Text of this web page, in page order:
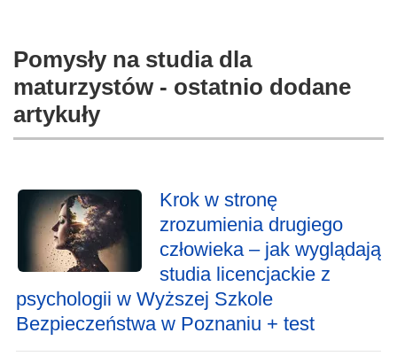
Pomysły na studia dla
maturzystów - ostatnio dodane
artykuły
Krok w stronę
zrozumienia drugiego
człowieka – jak wyglądają
studia licencjackie z
psychologii w Wyższej Szkole
Bezpieczeństwa w Poznaniu + test